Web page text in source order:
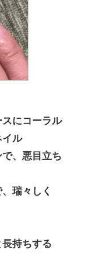
スにコーラル
イル
、悪目立ち
瑞々しく
長持ちする